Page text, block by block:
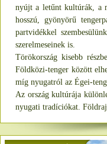
nyújt a letűnt kultúrák, a
hosszú, gyönyörű
partvidékkel
szerelmeseinek is.
Törökország kisebb
Földközi-tenger között
míg nyugatról az Égei-
Az ország kultúrája
nyugati tradíciókat.